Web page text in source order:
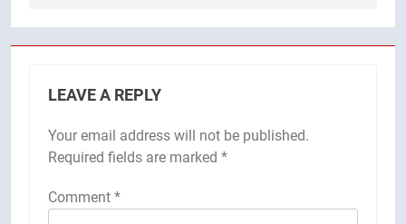
LEAVE A REPLY
Your email address will not be published.
Required fields are marked *
Comment *